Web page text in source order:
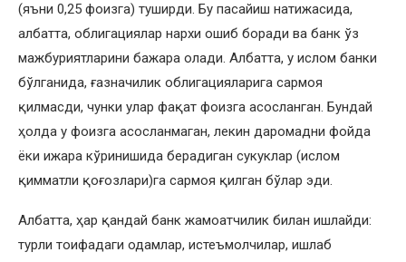
(яъни 0,25 фоизга) туширди. Бу пасайиш натижасида,
албатта, облигациялар нархи ошиб боради ва банк ўз
мажбуриятларини бажара олади. Албатта, у ислом банки
бўлганида, ғазначилик облигацияларига сармоя
қилмасди, чунки улар фақат фоизга асосланган. Бундай
ҳолда у фоизга асосланмаган, лекин даромадни фойда
ёки ижара кўринишида берадиган сукуклар (ислом
қимматли қоғозлари)га сармоя қилган бўлар эди.
Албатта, ҳар қандай банк жамоатчилик билан ишлайди:
турли тоифадаги одамлар, истеъмолчилар, ишлаб